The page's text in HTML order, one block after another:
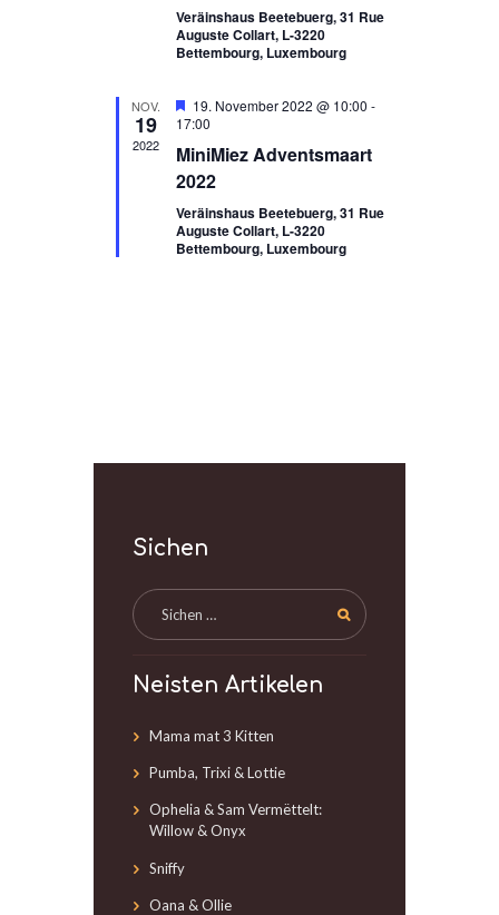
i
a
i
Veräinshaus Beetebuerg, 31 Rue
Auguste Collart, L-3220
Bettembourg, Luxembourg
NOV.
19
2022
H
e
v
o
r
g
e
h
19. November 2022 @ 10:00 -
17:00
MiniMiez Adventsmaart
2022
Veräinshaus Beetebuerg, 31 Rue
Auguste Collart, L-3220
Bettembourg, Luxembourg
Sichen
Neisten Artikelen
Mama mat 3 Kitten
Pumba, Trixi & Lottie
Ophelia & Sam Vermëttelt:
Willow & Onyx
Sniffy
Oana & Ollie